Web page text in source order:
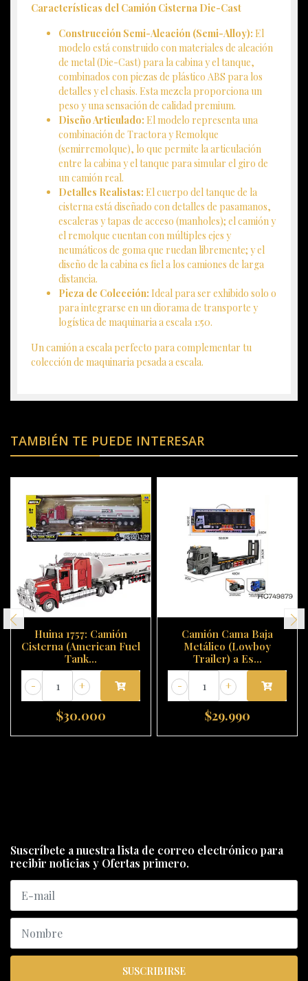
Características del Camión Cisterna Die-Cast
Construcción Semi-Aleación (Semi-Alloy): El
modelo está construido con materiales de aleación
de metal (Die-Cast) para la cabina y el tanque,
combinados con piezas de plástico ABS para los
detalles y el chasis. Esta mezcla proporciona un
peso y una sensación de calidad premium.
Diseño Articulado: El modelo representa una
combinación de Tractora y Remolque
(semirremolque), lo que permite la articulación
entre la cabina y el tanque para simular el giro de
un camión real.
Detalles Realistas: El cuerpo del tanque de la
cisterna está diseñado con detalles de pasamanos,
escaleras y tapas de acceso (manholes); el camión y
el remolque cuentan con múltiples ejes y
neumáticos de goma que ruedan libremente; y el
diseño de la cabina es fiel a los camiones de larga
distancia.
Pieza de Colección: Ideal para ser exhibido solo o
para integrarse en un diorama de transporte y
logística de maquinaria a escala 1:50.
Un camión a escala perfecto para complementar tu
colección de maquinaria pesada a escala.
TAMBIÉN TE PUEDE INTERESAR
Huina 1757: Camión
Cisterna (American Fuel
Tank...
+
-
$30.000
Camión Cama Baja
Metálico (Lowboy
Trailer) a Es...
+
-
$29.990
Suscríbete a nuestra lista de correo electrónico para
recibir noticias y Ofertas primero.
SUSCRIBIRSE